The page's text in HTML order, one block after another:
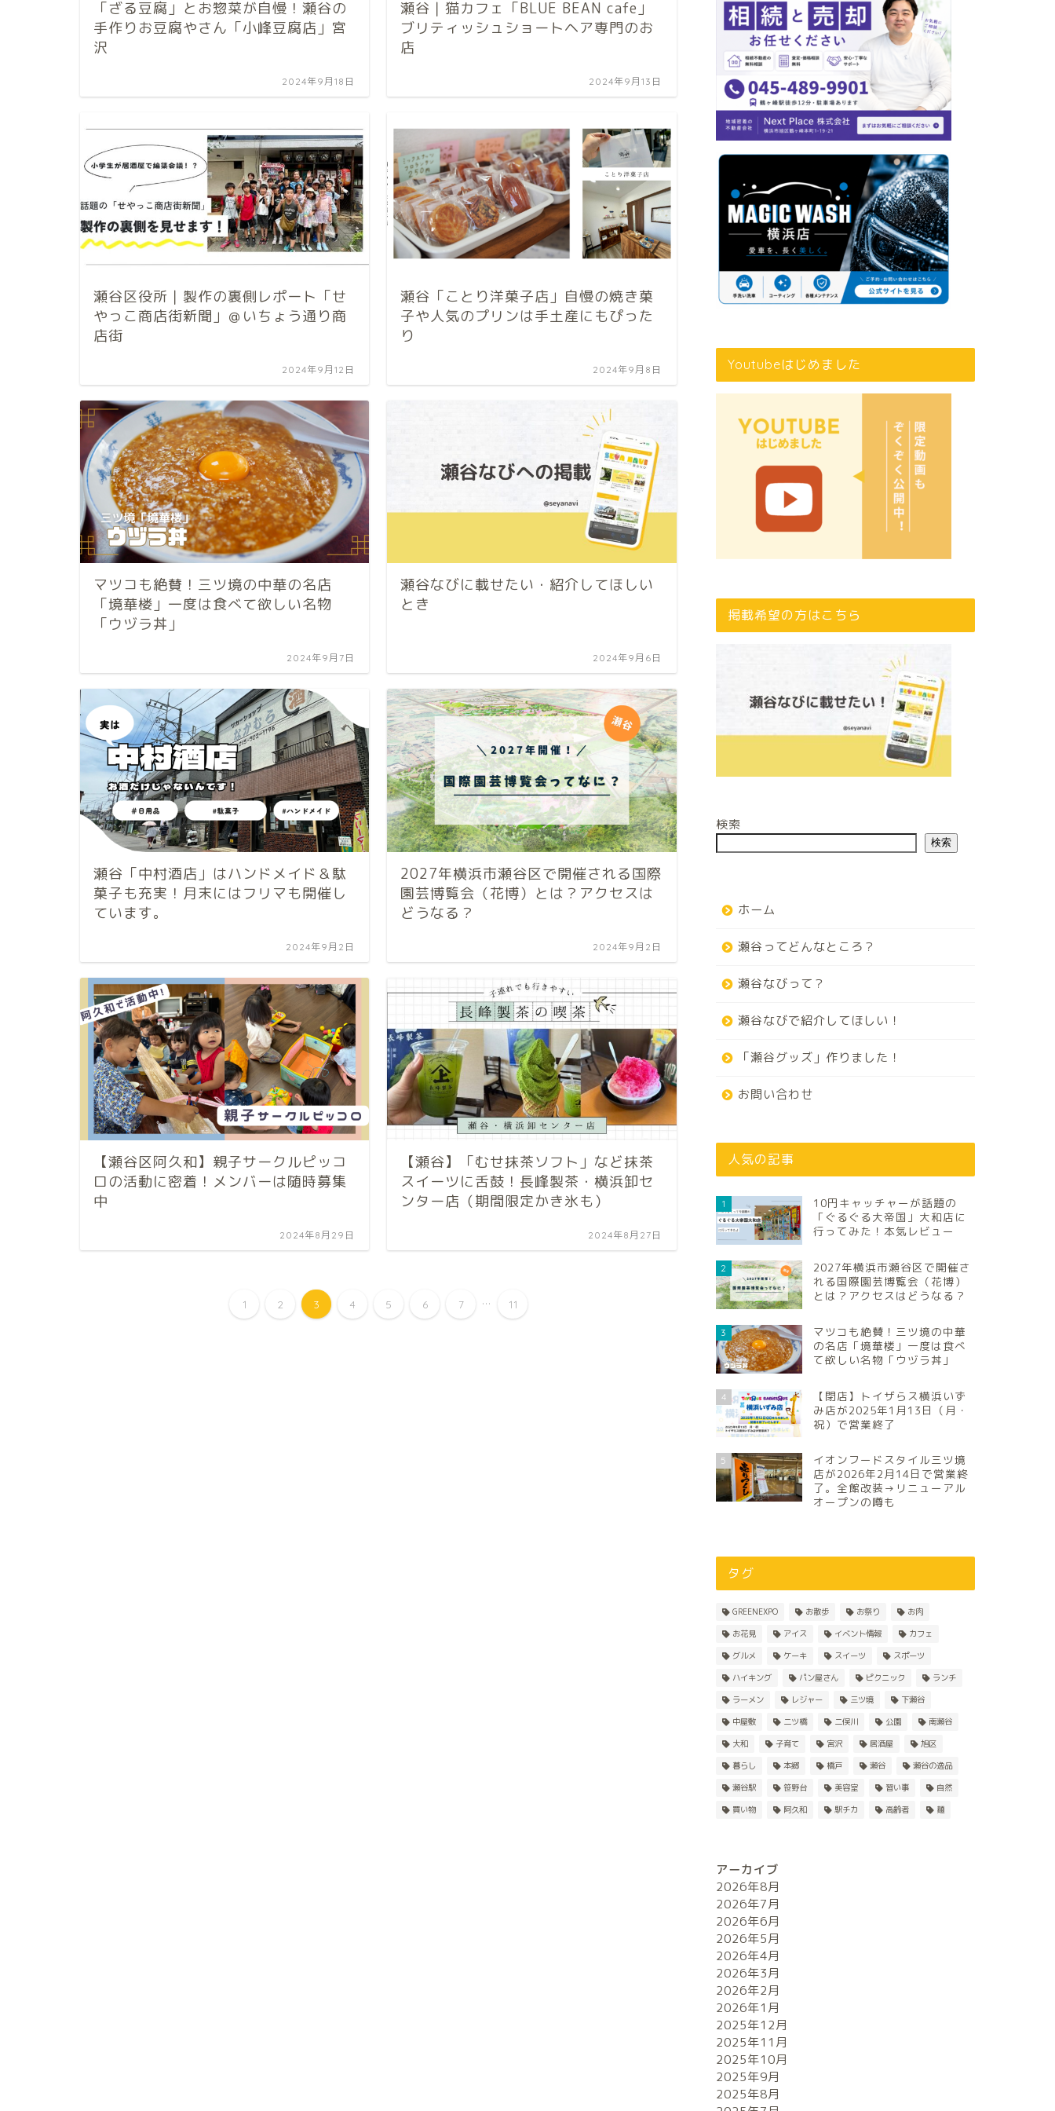
「ざる豆腐」とお惣菜が自慢！瀬谷の
手作りお豆腐やさん「小峰豆腐店」宮
沢
2024年9月18日
瀬谷｜猫カフェ「BLUE BEAN cafe」
ブリティッシュショートヘア専門のお
店
2024年9月13日
瀬谷区役所｜製作の裏側レポート「せ
やっこ商店街新聞」＠いちょう通り商
店街
2024年9月12日
瀬谷「ことり洋菓子店」自慢の焼き菓
子や人気のプリンは手土産にもぴった
り
2024年9月8日
マツコも絶賛！三ツ境の中華の名店
「境華楼」一度は食べて欲しい名物
「ウヅラ丼」
2024年9月7日
瀬谷なびに載せたい・紹介してほしい
とき
2024年9月6日
瀬谷「中村酒店」はハンドメイド＆駄
菓子も充実！月末にはフリマも開催し
ています。
2024年9月2日
2027年横浜市瀬谷区で開催される国際
園芸博覧会（花博）とは？アクセスは
どうなる？
2024年9月2日
【瀬谷区阿久和】親子サークルピッコ
ロの活動に密着！メンバーは随時募集
中
2024年8月29日
【瀬谷】「むせ抹茶ソフト」など抹茶
スイーツに舌鼓！長峰製茶・横浜卸セ
ンター店（期間限定かき氷も）
2024年8月27日
1 2 3 4 5 6 7 ... 11
Youtubeはじめました
掲載希望の方はこちら
検索
検索
ホーム
瀬谷ってどんなところ？
瀬谷なびって？
瀬谷なびで紹介してほしい！
「瀬谷グッズ」作りました！
お問い合わせ
人気の記事
1
10円キャッチャーが話題の
「ぐるぐる大帝国」大和店に
行ってみた！本気レビュー
2
2027年横浜市瀬谷区で開催さ
れる国際園芸博覧会（花博）
とは？アクセスはどうなる？
3
マツコも絶賛！三ツ境の中華
の名店「境華楼」一度は食べ
て欲しい名物「ウヅラ丼」
4
【閉店】トイザらス横浜いず
み店が2025年1月13日（月・
祝）で営業終了
5
イオンフードスタイル三ツ境
店が2026年2月14日で営業終
了。全館改装→リニューアル
オープンの噂も
タグ
GREENEXPO お散歩 お祭り
お肉
お花見
アイス イベント情報
カフェ
グルメ
ケーキ スイーツ
スポーツ
ハイキング
パン屋さん ピクニック
ランチ
ラーメン
レジャー 三ツ境
下瀬谷
中屋敷
二ツ橋 二俣川 公園
南瀬谷
大和
子育て 宮沢 居酒屋
旭区
暮らし
本郷 橋戸 瀬谷
瀬谷の逸品
瀬谷駅
笹野台 美容室 習い事
自然
買い物
阿久和 駅チカ 高齢者 麺
アーカイブ
2026年8月
2026年7月
2026年6月
2026年5月
2026年4月
2026年3月
2026年2月
2026年1月
2025年12月
2025年11月
2025年10月
2025年9月
2025年8月